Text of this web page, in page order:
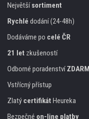
Největšísortiment
Rychlé dodání (24-48h)
Dodáváme po celé ČR
21 let zkušeností
Odborné poradenství
Vstřícný přístup
Zlatý certifikát Heureka
Bezpečné on-line platby